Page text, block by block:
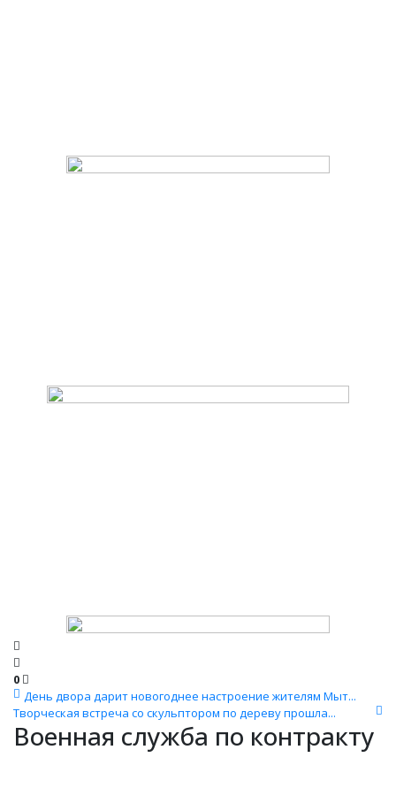
0
День двора дарит новогоднее настроение жителям Мыт...
Творческая встреча со скульптором по дереву прошла...
Военная служба по контракту